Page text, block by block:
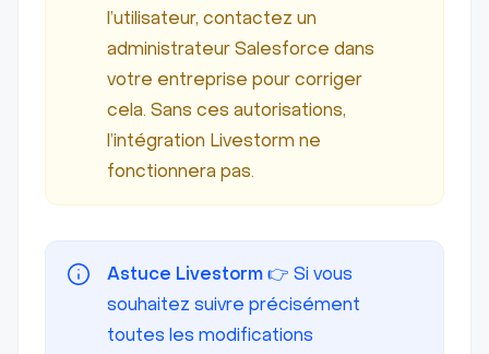
l’utilisateur, contactez un
administrateur Salesforce dans
votre entreprise pour corriger
cela. Sans ces autorisations,
l’intégration Livestorm ne
fonctionnera pas.
Astuce Livestorm 👉 Si vous
souhaitez suivre précisément
toutes les modifications